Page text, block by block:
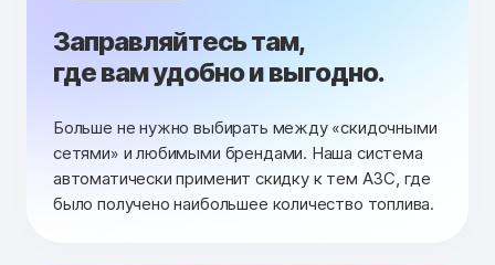
Заправляйтесь там,
где вам удобно и выгодно.
Больше не нужно выбирать между «скидочными
сетями» и любимыми брендами. Наша система
автоматически применит скидку к тем АЗС, где
было получено наибольшее количество топлива.